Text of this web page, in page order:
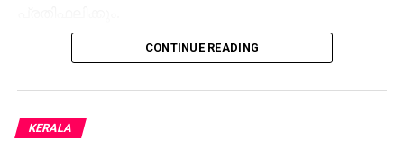
CONTINUE READING
KERALA